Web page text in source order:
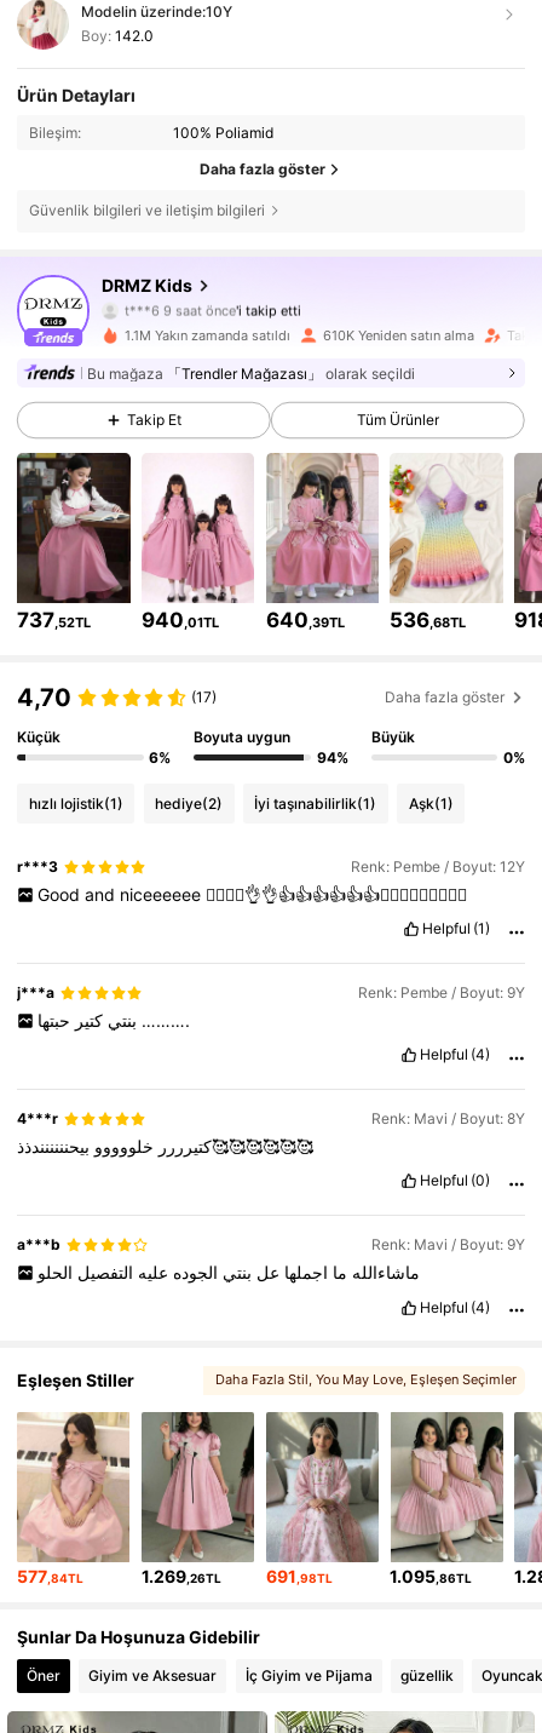
Modelin üzerinde:10Y
Boy: 142.0
Ürün Detayları
Bileşim: 100% Poliamid
Daha fazla göster
Güvenlik bilgileri ve iletişim bilgileri
DRMZ Kids
4,85
180K Takipçiler
t***6 9 saat önce
r***7göz atıyor
4,85
180K Takipçiler
4,85 180K Takipçiler
4,85 180K Takipçiler
4,85 180K Takipçiler
4,85 180K Takipçiler
4,85 180K Takipçiler
180K Takipçiler
1.1M Yakın zamanda satıldı 610K Yeniden satın alma
Bu mağaza 「Trendler Mağazası」 olarak seçildi
Takip Et Tüm Ürünler
737,52TL 940,01TL 640,39TL 536,68TL
4,70 (17) Daha fazla göster
Küçük
6%
Boyuta uygun
94%
Büyük
0%
hızlı lojistik(1) hediye(2) İyi taşınabilirlik(1) Aşk(1)
r***3 Renk: Pembe / Boyut: 12Y
Good and niceeeeee 👌🏾👌🏾👌👌👍👍👍👍👍👍😄😄😄😄😻😻😻😻😻
Helpful (1)
j***a Renk: Pembe / Boyut: 9Y
بنتيكتير ……….
Helpful (4)
4***r Renk: Mavi / Boyut: 8Y
كتيرررر خلووووو بيحنننننندذذ🥰🥰🥰🥰🥰🥰
Helpful (0)
a***b Renk: Mavi / Boyut: 9Y
ماشاءالله ما اجملها عل بنتي الجوده عليه التفصيل الحلو
Helpful (4)
Eşleşen Stiller Daha Fazla Stil , You May Love, Eşleşen Seçimler
577 ,84TL 1.269 ,26TL 691 ,98TL 1.095 ,86TL
Şunlar Da Hoşunuza Gidebilir
Öner Giyim ve Aksesuar İç Giyim ve Pijama güzellik